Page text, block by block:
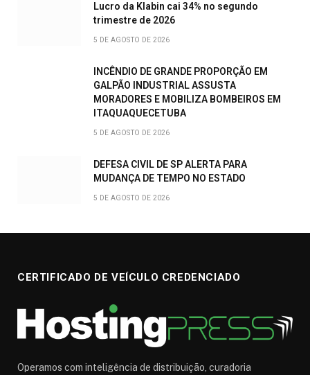
Lucro da Klabin cai 34% no segundo
trimestre de 2026
5 DE AGOSTO DE 2026
INCÊNDIO DE GRANDE PROPORÇÃO EM
GALPÃO INDUSTRIAL ASSUSTA
MORADORES E MOBILIZA BOMBEIROS EM
ITAQUAQUECETUBA
5 DE AGOSTO DE 2026
DEFESA CIVIL DE SP ALERTA PARA
MUDANÇA DE TEMPO NO ESTADO
5 DE AGOSTO DE 2026
CERTIFICADO DE VEÍCULO CREDENCIADO
Operamos com inteligência de distribuição, curadoria